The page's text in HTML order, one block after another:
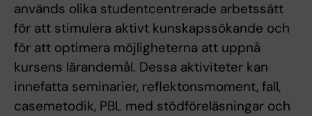
används olika studentcentrerade arbetssätt
för att stimulera aktivt kunskapssökande och
för att optimera möjligheterna att uppnå
kursens lärandemål. Dessa aktiviteter kan
innefatta seminarier, reflektonsmoment, fall,
casemetodik, PBL med stödföreläsningar och